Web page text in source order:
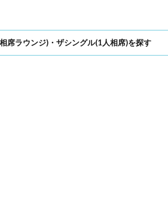
席ラウンジ)・ザシングル(1人相席)を探す